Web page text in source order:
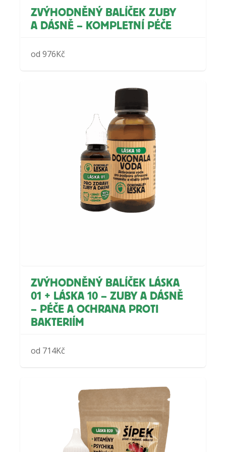
ZVÝHODNĚNÝ BALÍČEK ZUBY
A DÁSNĚ – KOMPLETNÍ PÉČE
od 976Kč
ZVÝHODNĚNÝ BALÍČEK LÁSKA
01 + LÁSKA 10 – ZUBY A DÁSNĚ
– PÉČE A OCHRANA PROTI
BAKTERIÍM
od 714Kč